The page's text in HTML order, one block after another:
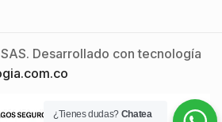
Desarrollado con tecnología
¿Tienes dudas? Chatea